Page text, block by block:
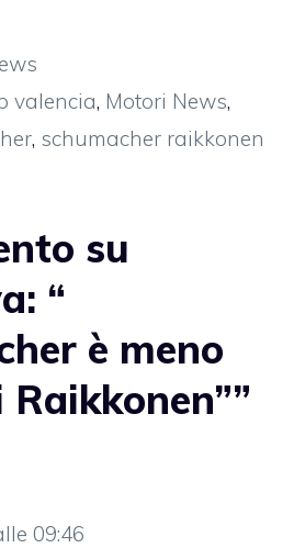
valencia, Motori News,
, schumacher raikkonen
su
“
è meno
09:46